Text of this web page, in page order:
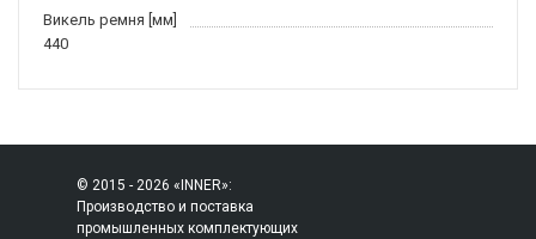
Викель ремня [мм]
440
© 2015 - 2026 «INNER»:
Производство и поставка
промышленных комплектующих